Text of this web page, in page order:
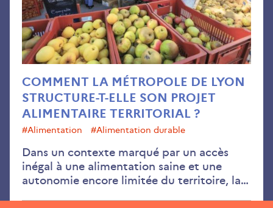
COMMENT LA MÉTROPOLE DE LYON
STRUCTURE-T-ELLE SON PROJET
ALIMENTAIRE TERRITORIAL ?
#alimentation #alimentation durable
Dans un contexte marqué par un accès
inégal à une alimentation saine et une
autonomie encore limitée du territoire, la…
t-
elle
son